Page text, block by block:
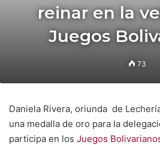
reinar en la
Juegos
73
Daniela Rivera, oriunda de
una medalla de oro para la
participa en los Juegos